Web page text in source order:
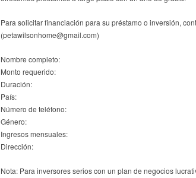
Para solicitar financiación para su préstamo o inversión,
(petawilsonhome@gmail.com)
Nombre completo:
Monto requerido:
Duración:
País:
Número de teléfono:
Género:
Ingresos mensuales:
Dirección:
Nota: Para inversores serios con un plan de negocios